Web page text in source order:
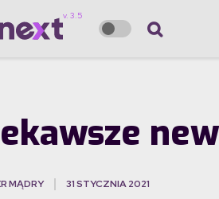
MĄDRY 31 STYCZNIA 2021